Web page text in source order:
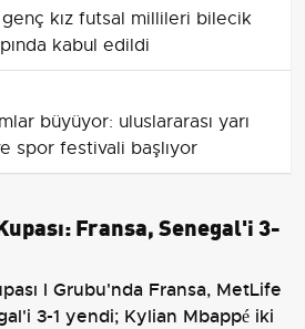
kız futsal millileri bilecik
kabul edildi
büyüyor: uluslararası yarı
spor festivali başlıyor
Fransa, Senegal'i 3-
I Grubu'nda Fransa, MetLife
3-1 yendi; Kylian Mbappé iki